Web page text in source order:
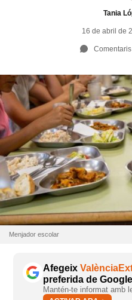
Tania
16 de abril de
Comentaris
Menjador escolar
Afegeix
preferida de
Mantén-te informat amb